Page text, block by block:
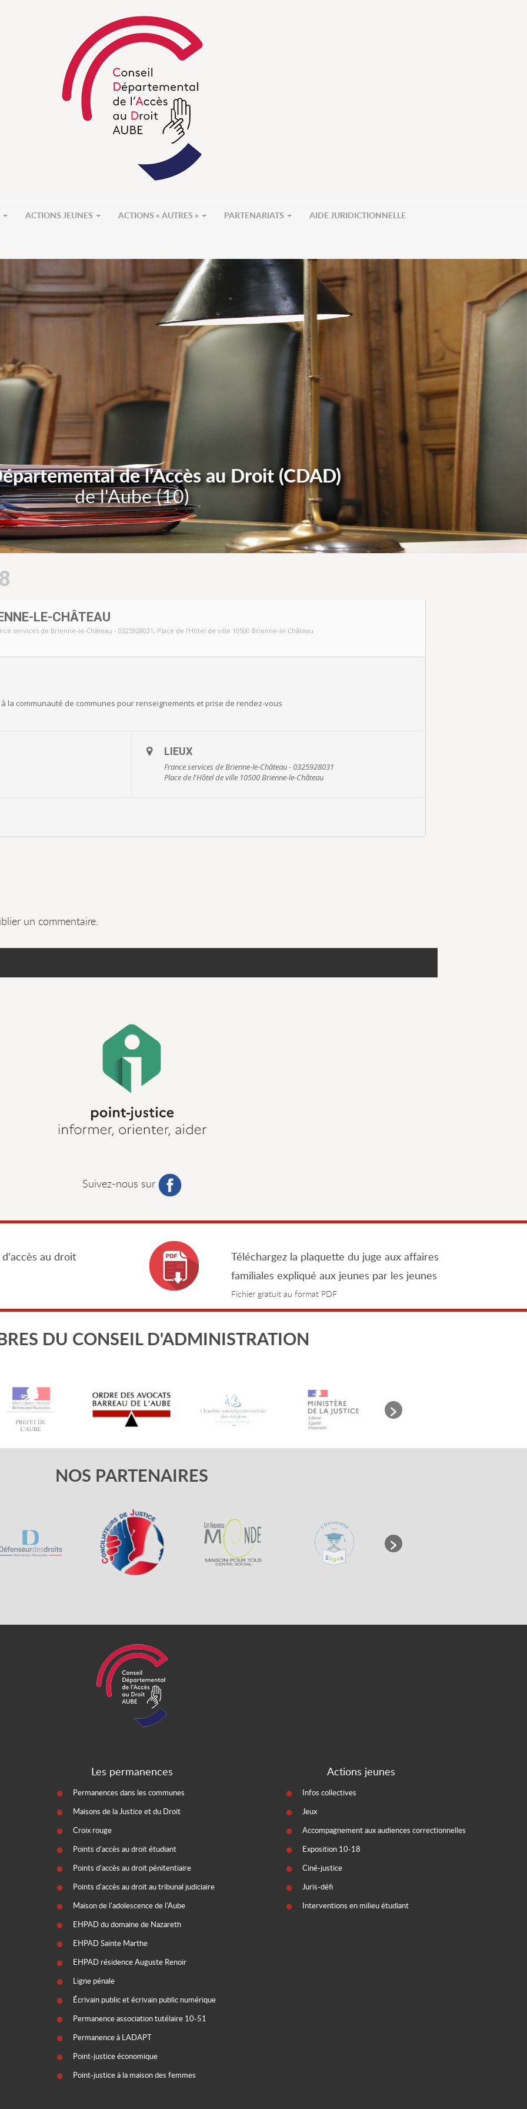
ACTIONS JEUNES ACTIONS « AUTRES » PARTENARIATS AIDE JURIDICTIONNELLE
de l’Accès au Droit (CDAD)
de l'Aube (10)
LE-CHÂTEAU
services de Brienne-le-Château - 0325928031 , Place de l'Hôtel de ville 10500 Brienne-le-Château
la communauté de communes pour renseignements et prise de rendez-vous
LIEUX
France services de Brienne-le-Château - 0325928031
Place de l'Hôtel de ville 10500 Brienne-le-Château
un commentaire.
Suivez-nous sur
au droit
Téléchargez la plaquette du juge aux affaires
familiales expliqué aux jeunes par les jeunes
Fichier gratuit au format PDF
DU CONSEIL D'ADMINISTRATION
NOS PARTENAIRES
Les permanences
Permanences dans les communes
Maisons de la Justice et du Droit
Croix rouge
Points d'accès au droit étudiant
Points d'accès au droit pénitentiaire
Points d'accès au droit au tribunal judiciaire
Maison de l'adolescence de l'Aube
EHPAD du domaine de Nazareth
EHPAD Sainte Marthe
EHPAD résidence Auguste Renoir
Ligne pénale
Écrivain public et écrivain public numérique
Permanence association tutélaire 10-51
Permanence à LADAPT
Point-justice économique
Point-justice à la maison des femmes
Actions jeunes
Infos collectives
Jeux
Accompagnement aux audiences correctionnelles
Exposition 10-18
Ciné-justice
Juris-défi
Interventions en milieu étudiant